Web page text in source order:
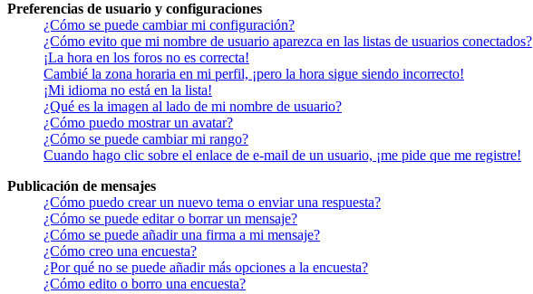
Preferencias de usuario y configuraciones
¿Cómo se puede cambiar mi configuración?
¿Cómo evito que mi nombre de usuario aparezca en las listas de usuarios conectados?
¡La hora en los foros no es correcta!
Cambié la zona horaria en mi perfil, ¡pero la hora sigue siendo incorrecto!
¡Mi idioma no está en la lista!
¿Qué es la imagen al lado de mi nombre de usuario?
¿Cómo puedo mostrar un avatar?
¿Cómo se puede cambiar mi rango?
Cuando hago clic sobre el enlace de e-mail de un usuario, ¡me pide que me registre!
Publicación de mensajes
¿Cómo puedo crear un nuevo tema o enviar una respuesta?
¿Cómo se puede editar o borrar un mensaje?
¿Cómo se puede añadir una firma a mi mensaje?
¿Cómo creo una encuesta?
¿Por qué no se puede añadir más opciones a la encuesta?
¿Cómo edito o borro una encuesta?